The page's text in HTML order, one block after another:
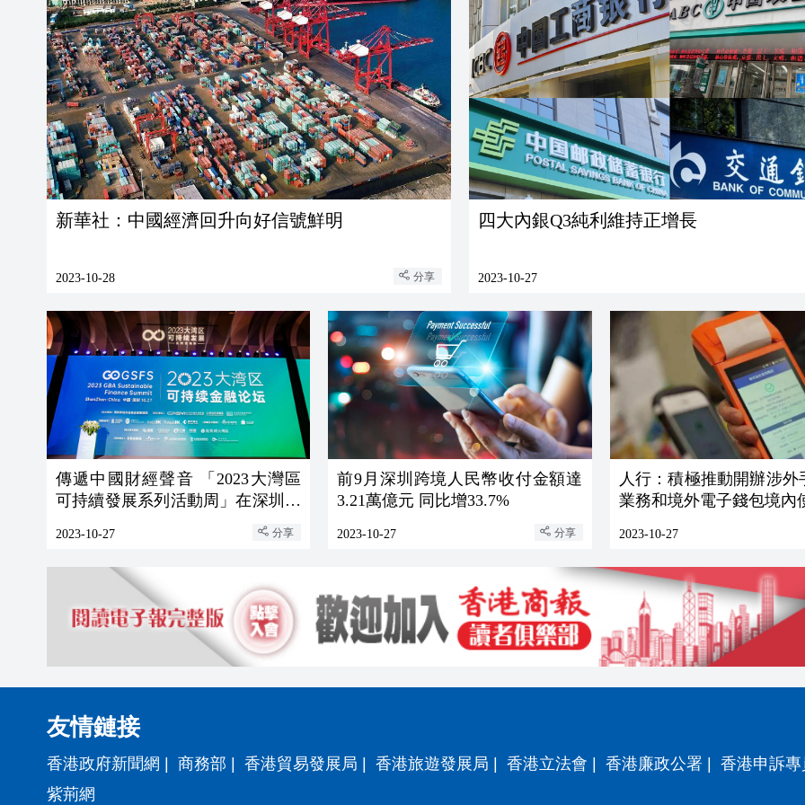
新華社：中國經濟回升向好信號鮮明
2023-10-28 分享
四大內銀Q3純利維持正增長
2023-10-27
傳遞中國財經聲音 「2023大灣區
可持續發展系列活動周」在深圳開
2023-10-27 分享
前9月深圳跨境人民幣收付金額達
3.21萬億元 同比增33.7%
2023-10-27 分享
人行：積極推動開辦涉外
業務和境外電子錢包境內
2023-10-27
友情鏈接
香港政府新聞網 | 商務部 | 香港貿易發展局 | 香港旅遊發展局 | 香港立法會 | 香港廉政公署 | 香港申訴
紫荊網